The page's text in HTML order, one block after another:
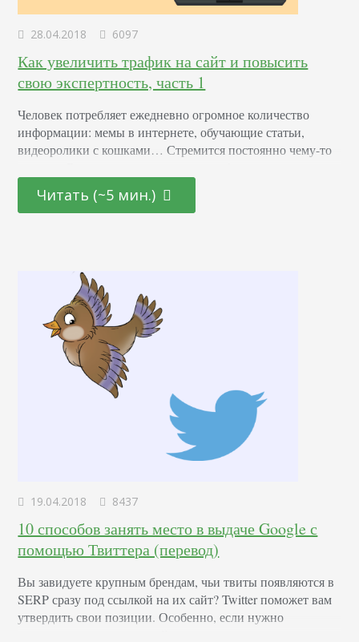
28.04.2018 6097
Как увеличить трафик на сайт и повысить
свою экспертность, часть 1
Человек потребляет ежедневно огромное количество
информации: мемы в интернете, обучающие статьи,
видеоролики с кошками… Стремится постоянно чему-то
ВКонтакте, чтобы не потерять, казалось бы, ценный
материал? Соцсети — не единственная площадка, где
Читать (~5 мин.)
19.04.2018 8437
10 способов занять место в выдаче Google с
помощью Твиттера (перевод)
Вы завидуете крупным брендам, чьи твиты появляются в
SERP сразу под ссылкой на их сайт? Twitter поможет вам
утвердить свои позиции. Особенно, если нужно